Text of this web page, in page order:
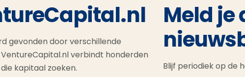
gevonden door verschillende
verbindt honderden
kapitaal zoeken.
Meld je
Blijf periodiek op de